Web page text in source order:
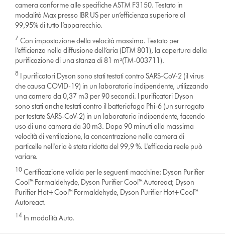
camera conforme alle specifiche ASTM F3150. Testato in
modalità Max presso IBR US per un’efficienza superiore al
99,95% di tutto l’apparecchio.
7 Con impostazione della velocità massima. Testato per
l’efficienza nella diffusione dell’aria (DTM 801), la copertura della
purificazione di una stanza di 81 m³(TM-003711).
8
I purificatori Dyson sono stati testati contro SARS-CoV-2 (il virus
che causa COVID-19) in un laboratorio indipendente, utilizzando
una camera da 0,37 m3 per 90 secondi. I purificatori Dyson
sono stati anche testati contro il batteriofago Phi-6 (un surrogato
per testate SARS-CoV-2) in un laboratorio indipendente, facendo
uso di una camera da 30 m3. Dopo 90 minuti alla massima
velocità di ventilazione, la concentrazione nella camera di
particelle nell'aria è stata ridotta del 99,9 %. L'efficacia reale può
variare.
10 Certificazione valida per le seguenti macchine: Dyson Purifier
Cool™ Formaldehyde, Dyson Purifier Cool™ Autoreact, Dyson
Purifier Hot+Cool™ Formaldehyde, Dyson Purifier Hot+Cool™
Autoreact.
14 In modalità Auto.